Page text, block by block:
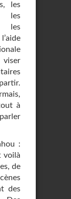
les
les
les
viser
à
:
voilà
de
des